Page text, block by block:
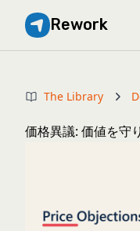
Rework
The Library
価格異議: 価値を守